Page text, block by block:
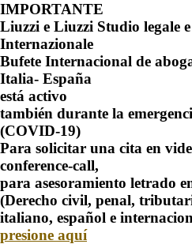
IMPORTANTE
Liuzzi e Liuzzi Studio legale
Internazionale
Bufete Internacional de
Italia- España
está activo
también durante la
(COVID-19)
Para solicitar una cita en
conference-call,
para asesoramiento letrado
(Derecho civil, penal,
italiano, español e
presione aquí